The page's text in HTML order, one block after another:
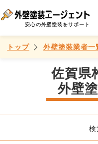
安心の外壁塗装をサポート
トップ 外壁塗装業者一
佐賀県
外壁
検